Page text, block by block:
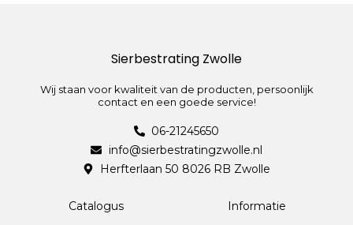
Sierbestrating Zwolle
Wij staan voor kwaliteit van de producten, persoonlijk
contact en een goede service!
06-21245650
info@sierbestratingzwolle.nl
Herfterlaan 50 8026 RB Zwolle
Catalogus
Informatie